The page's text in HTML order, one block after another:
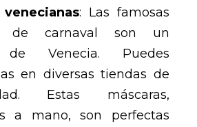
venecianas: Las famosas
de carnaval son un
de Venecia. Puedes
en diversas tiendas de
Estas máscaras,
a mano, son perfectas